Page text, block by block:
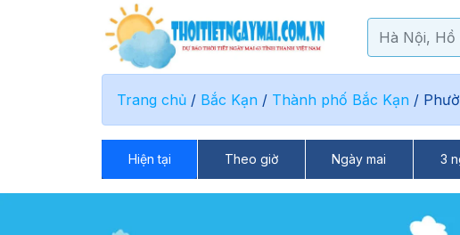
Trang chủ / Bắc Kạn / Thành phố Bắc Kạn /
Hiện tại Theo giờ Ngày mai 3